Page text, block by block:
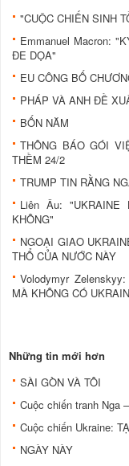
"CUỘC CHIẾN SINH
Emmanuel Macron:
ĐE DỌA"
EU CÔNG BỐ
PHÁP VÀ ANH ĐỀ
BỐN NĂM
THÔNG BÁO GÓI
THỀM 24/2
TRUMP TIN RẰNG
Liên Âu:
KHÔNG"
NGOẠI GIAO
THỔ CỦA NƯỚC NÀY
Volodymyr
MÀ KHÔNG CÓ
Những tin mới hơn
SÀI GÒN VÀ TÔI
Cuộc chiến tranh Nga
Cuộc chiến Ukraine:
NGÀY NÀY